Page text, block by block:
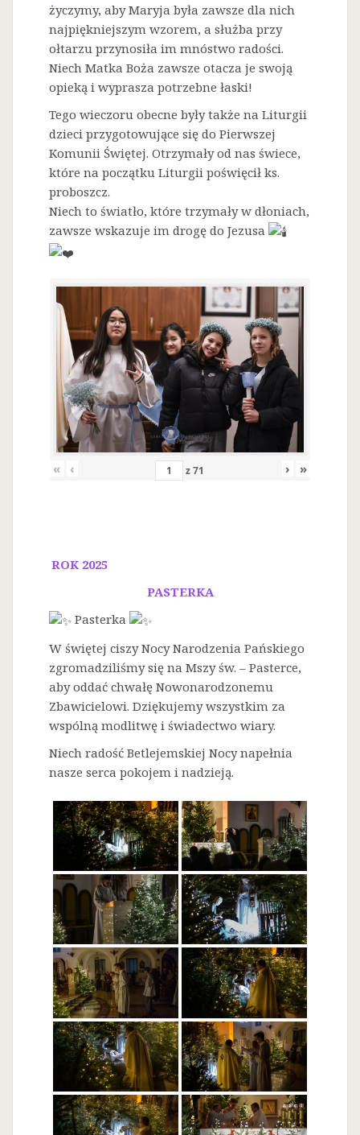
życzymy, aby Maryja była zawsze dla nich
najpiękniejszym wzorem, a służba przy
ołtarzu przynosiła im mnóstwo radości.
Niech Matka Boża zawsze otacza je swoją
opieką i wyprasza potrzebne łaski!
Tego wieczoru obecne były także na Liturgii
dzieci przygotowujące się do Pierwszej
Komunii Świętej. Otrzymały od nas świece,
które na początku Liturgii poświęcił ks.
proboszcz.
Niech to światło, które trzymały w dłoniach,
zawsze wskazuje im drogę do Jezusa
« ‹ z71 › »
ROK 2025
PASTERKA
Pasterka
W świętej ciszy Nocy Narodzenia Pańskiego
zgromadziliśmy się na Mszy św. – Pasterce,
aby oddać chwałę Nowonarodzonemu
Zbawicielowi. Dziękujemy wszystkim za
wspólną modlitwę i świadectwo wiary.
Niech radość Betlejemskiej Nocy napełnia
nasze serca pokojem i nadzieją.